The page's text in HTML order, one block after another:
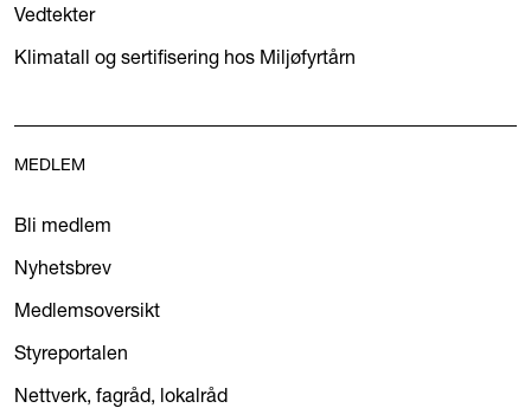
Vedtekter
Klimatall og sertifisering hos Miljøfyrtårn
MEDLEM
Bli medlem
Nyhetsbrev
Medlemsoversikt
Styreportalen
Nettverk, fagråd, lokalråd